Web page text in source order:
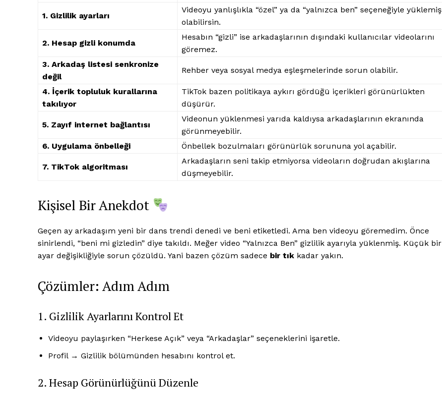
İLETIŞIM
1. Gizlilik ayarları
Videoyu yanlışlıkla “özel” ya da “yalnızca ben” seçeneğiyle yüklemiş
olabilirsin.
2. Hesap gizli konumda
Hesabın “gizli” ise arkadaşlarının dışındaki kullanıcılar videolarını
göremez.
3. Arkadaş listesi senkronize
değil
Rehber veya sosyal medya eşleşmelerinde sorun olabilir.
4. İçerik topluluk kurallarına
takılıyor
TikTok bazen politikaya aykırı gördüğü içerikleri görünürlükten
düşürür.
5. Zayıf internet bağlantısı
Videonun yüklenmesi yarıda kaldıysa arkadaşlarının ekranında
görünmeyebilir.
6. Uygulama önbelleği
Önbellek bozulmaları görünürlük sorununa yol açabilir.
7. TikTok algoritması
Arkadaşların seni takip etmiyorsa videoların doğrudan akışlarına
düşmeyebilir.
Kişisel Bir Anekdot
Geçen ay arkadaşım yeni bir dans trendi denedi ve beni etiketledi. Ama ben videoyu göremedim. Önce
sinirlendi, “beni mi gizledin” diye takıldı. Meğer video “Yalnızca Ben” gizlilik ayarıyla yüklenmiş. Küçük bir
ayar değişikliğiyle sorun çözüldü. Yani bazen çözüm sadece bir tık kadar yakın.
Çözümler: Adım Adım
1. Gizlilik Ayarlarını Kontrol Et
Videoyu paylaşırken “Herkese Açık” veya “Arkadaşlar” seçeneklerini işaretle.
Profil → Gizlilik bölümünden hesabını kontrol et.
2. Hesap Görünürlüğünü Düzenle